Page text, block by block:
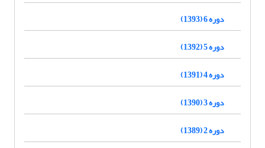
دوره 6 (1393)
دوره 5 (1392)
دوره 4 (1391)
دوره 3 (1390)
دوره 2 (1389)